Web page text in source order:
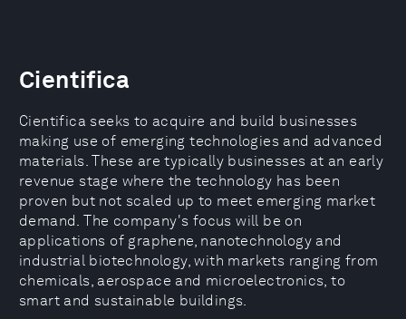
Cientifica
Cientifica seeks to acquire and build businesses
making use of emerging technologies and advanced
materials. These are typically businesses at an early
revenue stage where the technology has been
proven but not scaled up to meet emerging market
demand. The company's focus will be on
applications of graphene, nanotechnology and
industrial biotechnology, with markets ranging from
chemicals, aerospace and microelectronics, to
smart and sustainable buildings.